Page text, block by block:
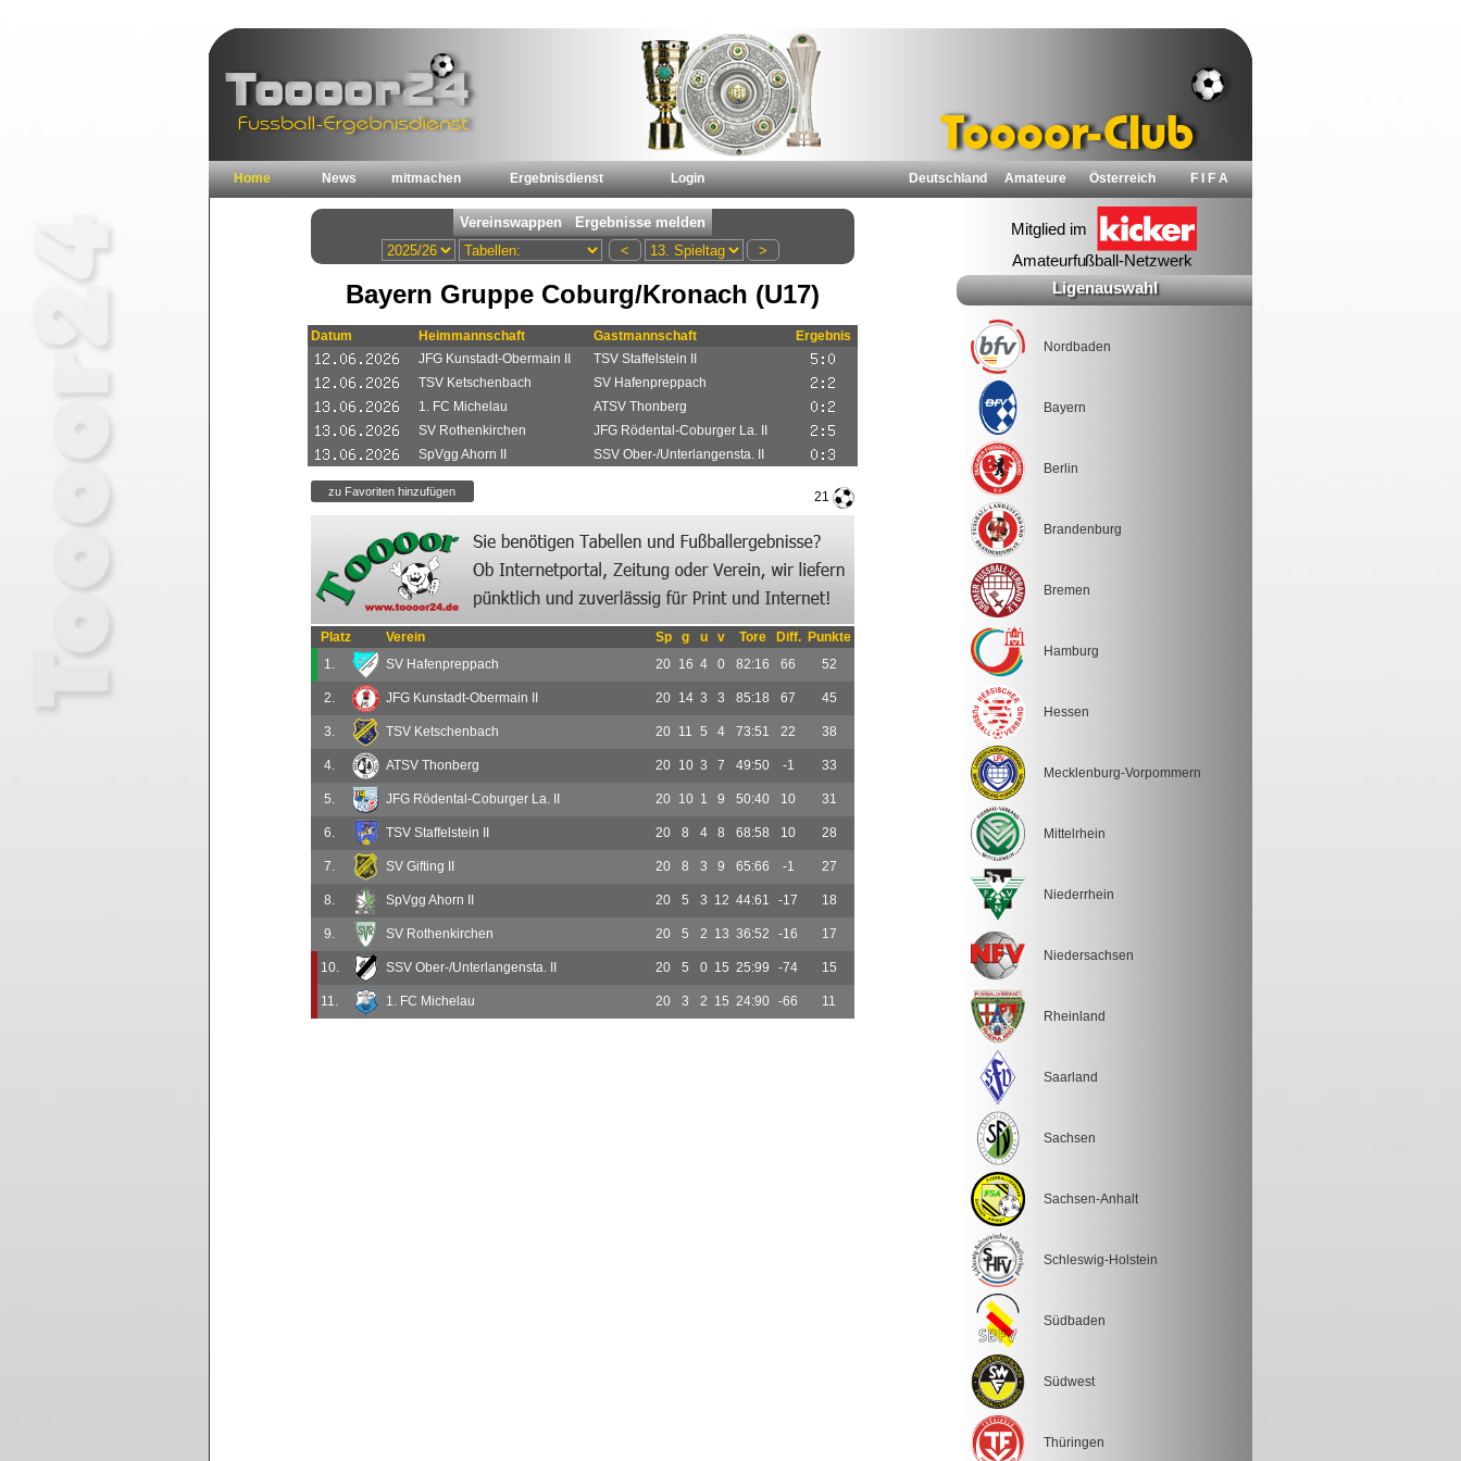
Home News mitmachen Ergebnisdienst Login Deutschland Amateure Österreich F I F A
Bayern Gruppe Coburg/Kronach (U17)
Datum Heimmannschaft Gastmannschaft
Ergebnis
JFG Kunstadt-Obermain II
TSV Staffelstein II
TSV Ketschenbach
SV Hafenpreppach
1. FC Michelau
ATSV Thonberg
SV Rothenkirchen
JFG Rödental-Coburger La. II
SpVgg Ahorn II
SSV Ober-/Unterlangensta. II
21
Platz Verein Sp g u v Tore Diff.
Punkte
1.
SV Hafenpreppach 20 16 4 0 82:16 66 52
2. JFG Kunstadt-Obermain II 20 14 3 3 85:18 67 45
3. TSV Ketschenbach 20 11 5 4 73:51 22 38
4. ATSV Thonberg 20 10 3 7 49:50 -1 33
5. JFG Rödental-Coburger La. II 20 10 1 9 50:40 10 31
6. TSV Staffelstein II 20 8 4 8 68:58 10 28
7. SV Gifting II 20 8 3 9 65:66 -1 27
8. SpVgg Ahorn II 20 5 3 12 44:61 -17 18
9. SV Rothenkirchen 20 5 2 13 36:52 -16 17
10. SSV Ober-/Unterlangensta. II 20 5 0 15 25:99 -74 15
11. 1. FC Michelau 20 3 2 15 24:90 -66 11
Ligenauswahl
Nordbaden
Bayern
Berlin
Brandenburg
Bremen
Hamburg
Hessen
Mecklenburg-Vorpommern
Mittelrhein
Niederrhein
Niedersachsen
Rheinland
Saarland
Sachsen
Sachsen-Anhalt
Schleswig-Holstein
Südbaden
Südwest
Thüringen